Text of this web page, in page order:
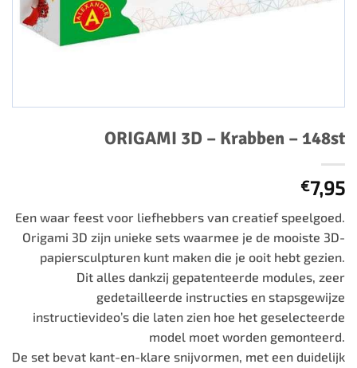
ORIGAMI 3D – Krabben – 148st
€7,95
Een waar feest voor liefhebbers van creatief speelgoed.
Origami 3D zijn unieke sets waarmee je de mooiste 3D-
papiersculpturen kunt maken die je ooit hebt gezien.
Dit alles dankzij gepatenteerde modules, zeer
gedetailleerde instructies en stapsgewijze
instructievideo’s die laten zien hoe het geselecteerde
model moet worden gemonteerd.
De set bevat kant-en-klare snijvormen, met een duidelijk